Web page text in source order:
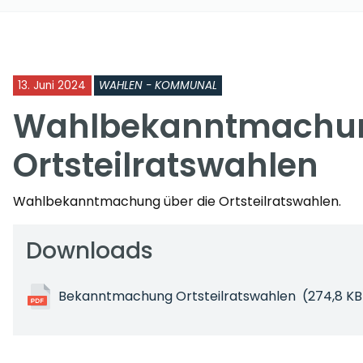
13. Juni 2024 WAHLEN - KOMMUNAL
Ortsteilratswahlen
Wahlbekanntmachung über die Ortsteilratswahlen.
Downloads
Bekanntmachung Ortsteilratswahlen (274,8